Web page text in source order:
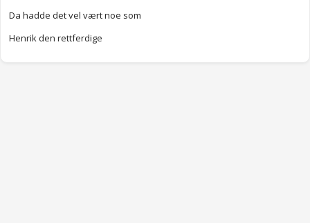
Da hadde det vel vært noe som
Henrik den rettferdige